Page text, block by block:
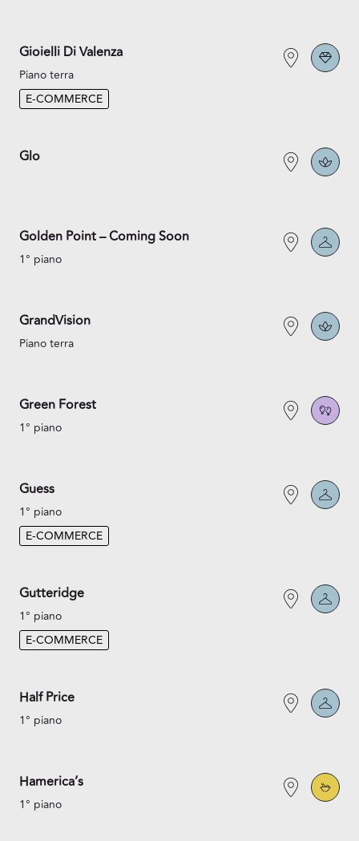
Gioielli Di Valenza
Piano terra
E-COMMERCE
Glo
Golden Point – Coming Soon
1° piano
GrandVision
Piano terra
Green Forest
1° piano
Guess
1° piano
E-COMMERCE
Gutteridge
1° piano
E-COMMERCE
Half Price
1° piano
Hamerica’s
1° piano